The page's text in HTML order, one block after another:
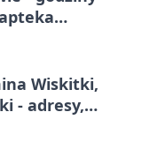
Wiskitki,
- adresy,